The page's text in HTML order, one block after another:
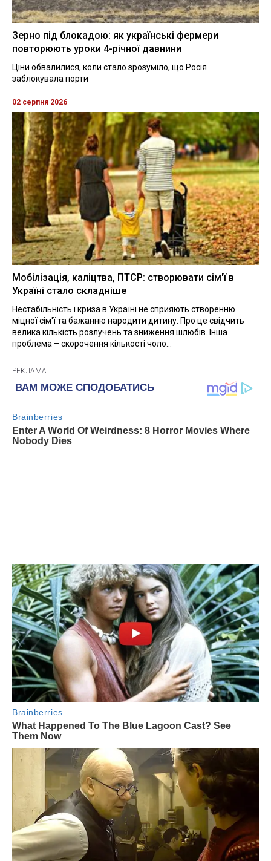
Зерно під блокадою: як українські фермери
повторюють уроки 4-річної давнини
Ціни обвалилися, коли стало зрозуміло, що Росія
заблокувала порти
02 серпня 2026
Мобілізація, каліцтва, ПТСР: створювати сім'ї в
Україні стало складніше
Нестабільність і криза в Україні не сприяють створенню
міцної сім'ї та бажанню народити дитину. Про це свідчить
велика кількість розлучень та зниження шлюбів. Інша
проблема – скорочення кількості чоло...